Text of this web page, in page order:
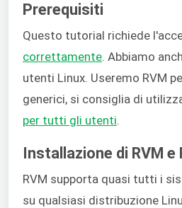
Prerequisiti
Questo tutorial richiede
correttamente. Abbiamo
utenti Linux. Useremo RVM
generici, si consiglia di
per tutti gli utenti.
Installazione di RVM e
RVM supporta quasi tutti i
su qualsiasi distribuzione